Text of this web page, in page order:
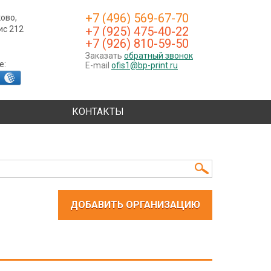
+7 (496) 569-67-70
+7 (925) 475-40-22
+7 (926) 810-59-50
Заказать обратный звонок
E-mail ofis1@bp-print.ru
212
КОНТАКТЫ
ДОБАВИТЬ ОРГАНИЗАЦИЮ